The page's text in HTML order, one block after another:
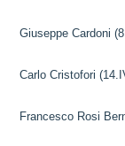
Giuseppe Cardoni
Carlo Cristofori
Francesco Rosi